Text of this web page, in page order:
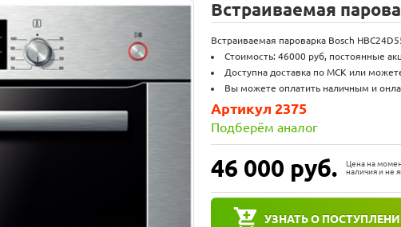
Встраиваемая
Встраиваемая пароварка Bosch
Стоимость: 46000 руб, постоянные
Доступна доставка по МСК или
Вы можете оплатить наличным и
46 000 руб.
Цена на
наличия и не
УЗНАТЬ О
Артикул 2375
Подберём аналог